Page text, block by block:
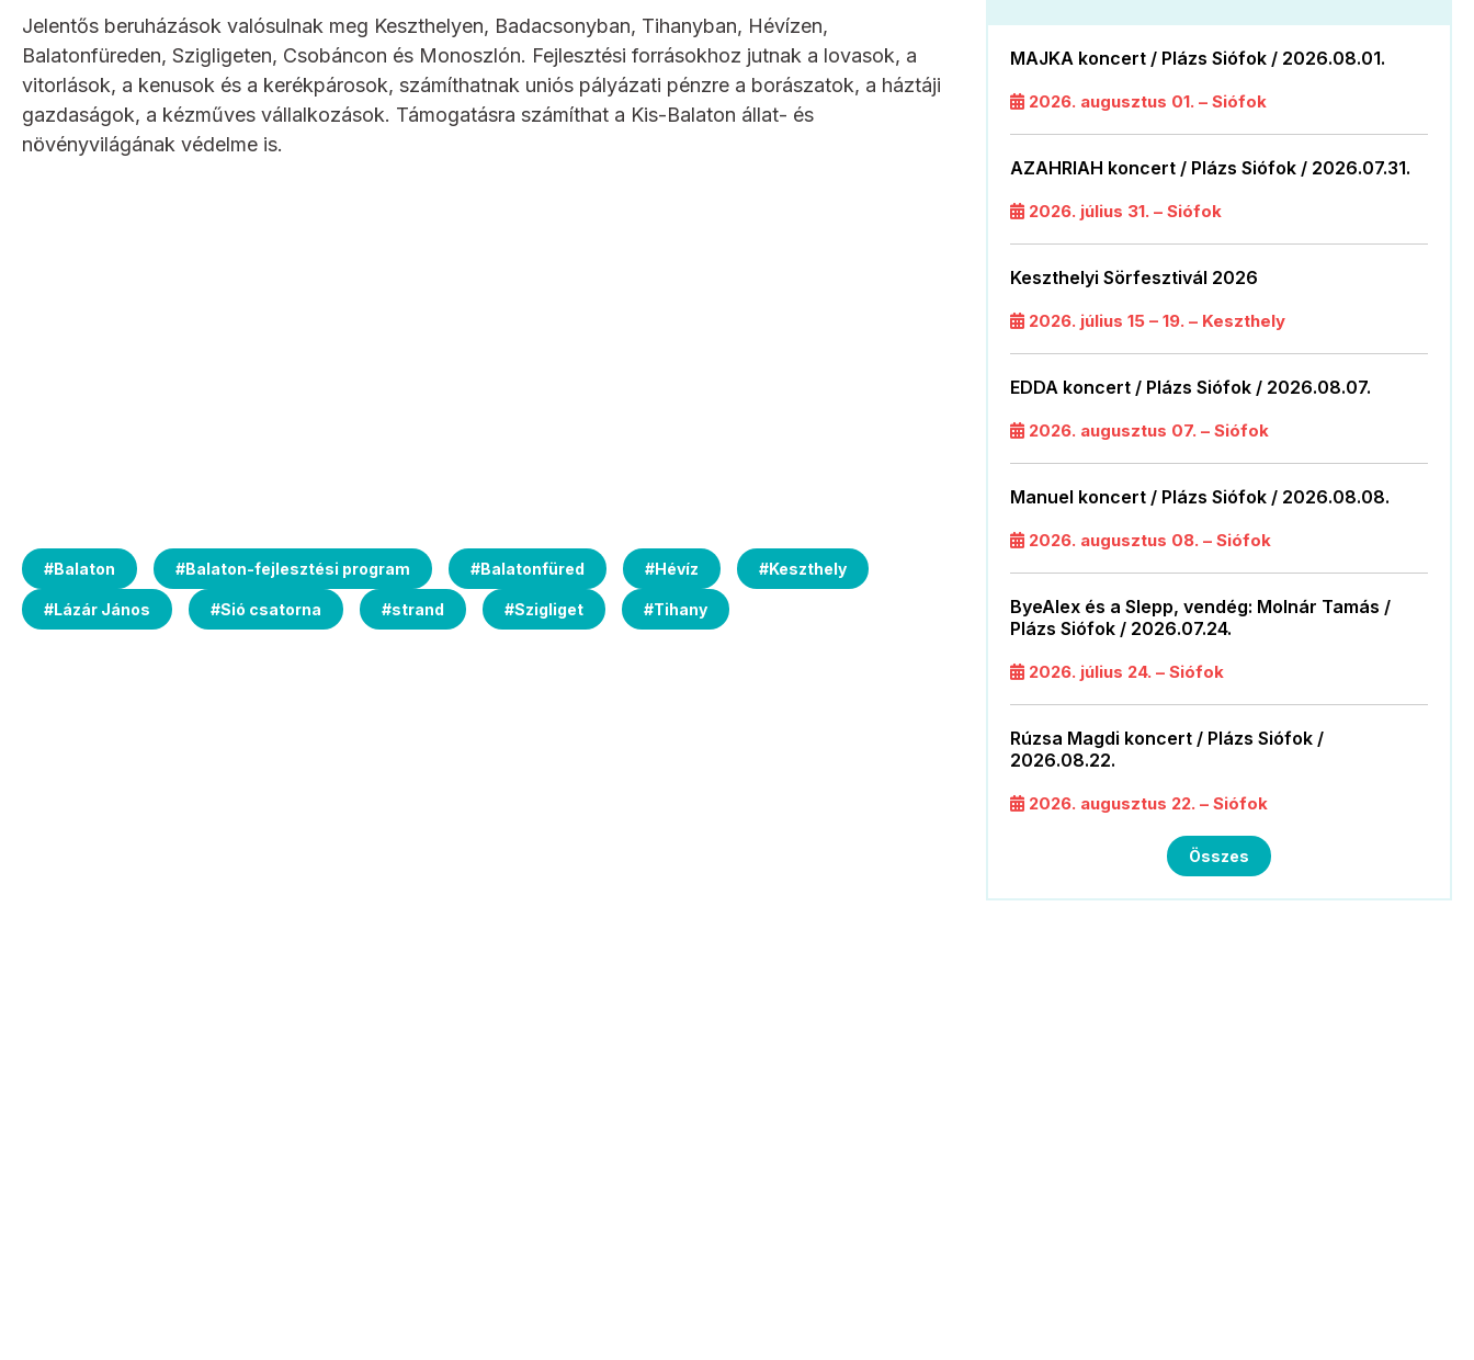
Jelentős beruházások valósulnak meg Keszthelyen, Badacsonyban, Tihanyban, Hévízen,
Balatonfüreden, Szigligeten, Csobáncon és Monoszlón. Fejlesztési forrásokhoz jutnak a lovasok, a
vitorlások, a kenusok és a kerékpárosok, számíthatnak uniós pályázati pénzre a borászatok, a háztáji
gazdaságok, a kézműves vállalkozások. Támogatásra számíthat a Kis-Balaton állat- és
növényvilágának védelme is.
#Balaton #Balaton-fejlesztési program #Balatonfüred #Hévíz #Keszthely
#Lázár János #Sió csatorna #strand #Szigliget #Tihany
MAJKA koncert / Plázs Siófok / 2026.08.01.
2026. augusztus 01. – Siófok
AZAHRIAH koncert / Plázs Siófok / 2026.07.31.
2026. július 31. – Siófok
Keszthelyi Sörfesztivál 2026
2026. július 15 – 19. – Keszthely
EDDA koncert / Plázs Siófok / 2026.08.07.
2026. augusztus 07. – Siófok
Manuel koncert / Plázs Siófok / 2026.08.08.
2026. augusztus 08. – Siófok
ByeAlex és a Slepp, vendég: Molnár Tamás /
Plázs Siófok / 2026.07.24.
2026. július 24. – Siófok
Rúzsa Magdi koncert / Plázs Siófok /
2026.08.22.
2026. augusztus 22. – Siófok
Összes